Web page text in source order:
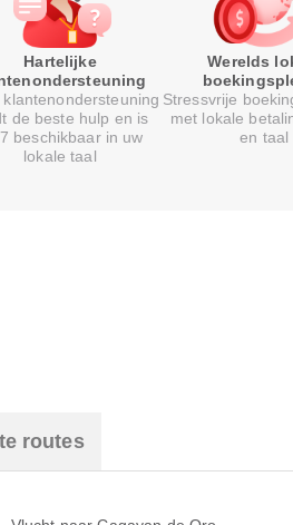
Hartelijke
klantenondersteuning
de beste hulp en is
beschikbaar in uw
lokale taal
Werelds
Stressvrije
met lokale
en taal
routes